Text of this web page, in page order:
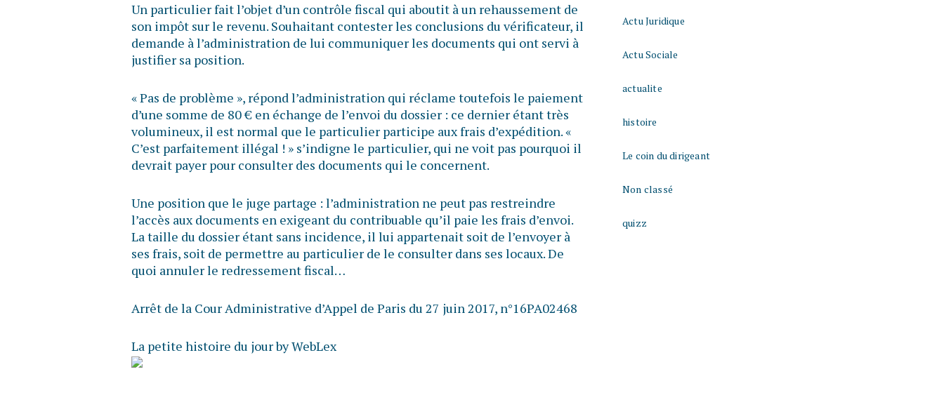
Un particulier fait l’objet d’un contrôle fiscal qui aboutit à un rehaussement de
son impôt sur le revenu. Souhaitant contester les conclusions du vérificateur, il
demande à l’administration de lui communiquer les documents qui ont servi à
justifier sa position.
« Pas de problème », répond l’administration qui réclame toutefois le paiement
d’une somme de 80 € en échange de l’envoi du dossier : ce dernier étant très
volumineux, il est normal que le particulier participe aux frais d’expédition. «
C’est parfaitement illégal ! » s’indigne le particulier, qui ne voit pas pourquoi il
devrait payer pour consulter des documents qui le concernent.
Une position que le juge partage : l’administration ne peut pas restreindre
l’accès aux documents en exigeant du contribuable qu’il paie les frais d’envoi.
La taille du dossier étant sans incidence, il lui appartenait soit de l’envoyer à
ses frais, soit de permettre au particulier de le consulter dans ses locaux. De
quoi annuler le redressement fiscal…
Arrêt de la Cour Administrative d’Appel de Paris du 27 juin 2017, n°16PA02468
La petite histoire du jour by WebLex
Actu Juridique
Actu Sociale
actualite
histoire
Le coin du dirigeant
Non classé
quizz